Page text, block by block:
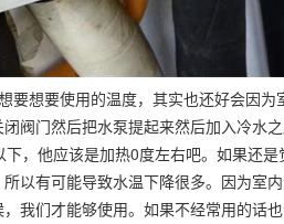
要想要使用的温度，其实也还好会因
门然后把水泵提起来然后加入冷水
，他应该是加热0度左右吧。如果还是
以有可能导致水温下降很多。因为室
我们才能够使用。如果不经常用的话